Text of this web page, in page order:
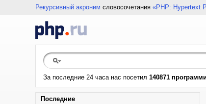
Рекурсивный акроним словосочетания «PHP: Hypertext
За последние 24 часа нас посетил 140871
Последние